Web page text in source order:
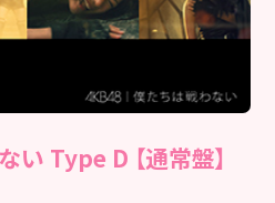
い Type D 【通常盤】